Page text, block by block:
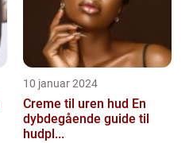
10 januar 2024
Creme til uren hud En
dybdegående guide til
hudpl...